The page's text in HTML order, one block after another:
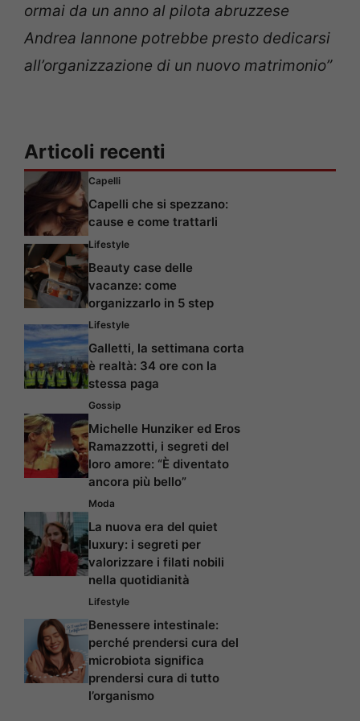
ormai da un anno al pilota abruzzese
Andrea Iannone potrebbe presto dedicarsi
all’organizzazione di un nuovo matrimonio”
Articoli recenti
Capelli
Capelli che si spezzano:
cause e come trattarli
Lifestyle
Beauty case delle
vacanze: come
organizzarlo in 5 step
Lifestyle
Galletti, la settimana corta
è realtà: 34 ore con la
stessa paga
Gossip
Michelle Hunziker ed Eros
Ramazzotti, i segreti del
loro amore: “È diventato
ancora più bello”
Moda
La nuova era del quiet
luxury: i segreti per
valorizzare i filati nobili
nella quotidianità
Lifestyle
Benessere intestinale:
perché prendersi cura del
microbiota significa
prendersi cura di tutto
l’organismo